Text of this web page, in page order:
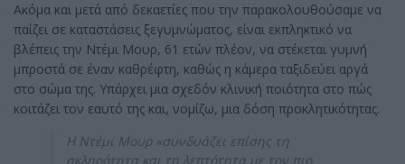
Ακόμα και μετά από δεκαετίες που την παρακολουθούσαμε να
παίζει σε καταστάσεις ξεγυμνώματος, είναι εκπληκτικό να
βλέπεις την Ντέμι Μουρ, 61 ετών πλέον, να στέκεται γυμνή
μπροστά σε έναν καθρέφτη, καθώς η κάμερα ταξιδεύει αργά
στο σώμα της. Υπάρχει μια σχεδόν κλινική ποιότητα στο πώς
κοιτάζει τον εαυτό της και, νομίζω, μια δόση προκλητικότητας.
H Ντέμι Μουρ «συνδυάζει επίσης τη
σκληρότητα και τη λεπτότητα με τον πιο